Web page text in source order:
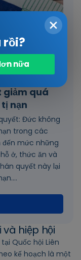
giảm quá
nạn
Đức không
trong các
mức những
ở, thức ăn và
quyết này lại
hiệp hội
tại Quốc hội Liên
kế hoạch là một
rồi?
nữa